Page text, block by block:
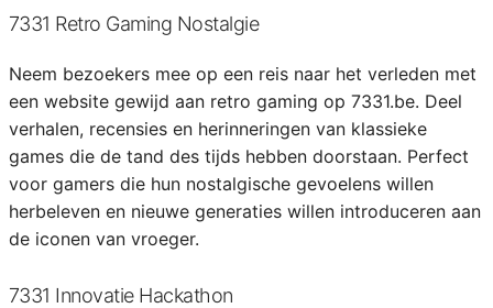
7331 Retro Gaming Nostalgie
Neem bezoekers mee op een reis naar het verleden met
een website gewijd aan retro gaming op 7331.be. Deel
verhalen, recensies en herinneringen van klassieke
games die de tand des tijds hebben doorstaan. Perfect
voor gamers die hun nostalgische gevoelens willen
herbeleven en nieuwe generaties willen introduceren aan
de iconen van vroeger.
7331 Innovatie Hackathon